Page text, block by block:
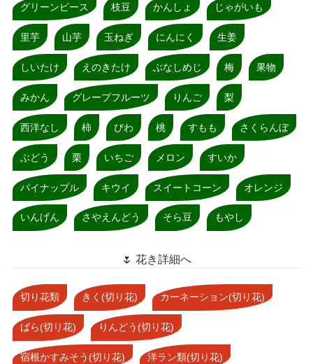
グリーンピース 枝豆 かんしょ じゃがいも
里芋 山芋 玉ねぎ にんにく 生姜
しいたけ えのきたけ ぶなしめじ 梅 果物
みかん グレープフルーツ りんご 梨
西洋なし 柿 びわ 桃 すもも さくらんぼ
ぶどう 栗 いちご メロン すいか
パイナップル キウイ スイートコーン オレンジ
いんげん さやえんどう そら豆 もやし
🌷 花き詳細へ
切り花類 きく(切り花) カーネーション(切り花)
ばら(切り花) りんどう(切り花)
宿根かすみそう(切り花) 洋ラン類(切り花)